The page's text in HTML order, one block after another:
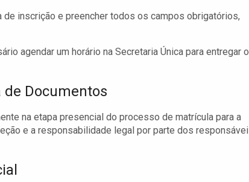
inscrição e preencher todos os campos obrigatórios,
agendar um horário na Secretaria Única para entregar
Documentos
na etapa presencial do processo de matrícula para a
e a responsabilidade legal por parte dos